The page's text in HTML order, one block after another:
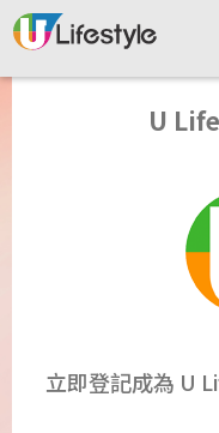
U
立即登記成為 U